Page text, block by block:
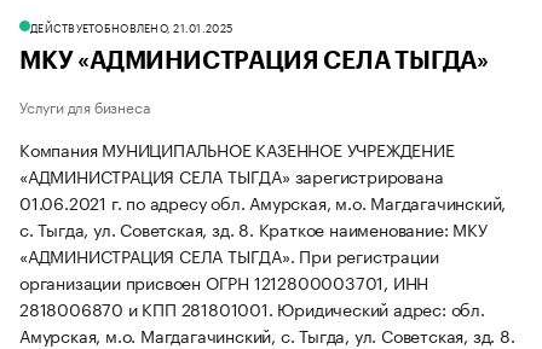
ДЕЙСТВУЕТОБНОВЛЕНО, 21.01.2025
МКУ «АДМИНИСТРАЦИЯ СЕЛА ТЫГДА»
Услуги для бизнеса
Компания МУНИЦИПАЛЬНОЕ КАЗЕННОЕ УЧРЕЖДЕНИЕ
«АДМИНИСТРАЦИЯ СЕЛА ТЫГДА» зарегистрирована
01.06.2021 г. по адресу обл. Амурская, м.о. Магдагачинский,
с. Тыгда, ул. Советская, зд. 8. Краткое наименование: МКУ
«АДМИНИСТРАЦИЯ СЕЛА ТЫГДА». При регистрации
организации присвоен ОГРН 1212800003701, ИНН
2818006870 и КПП 281801001. Юридический адрес: обл.
Амурская, м.о. Магдагачинский, с. Тыгда, ул. Советская, зд. 8.